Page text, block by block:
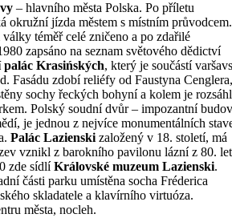
– hlavního města Polska. Po příletu
okružní jízda městem s místním průvodcem.
války téměř celé zničeno a po zdařilé
zapsáno na seznam světového dědictví
palác Krasińských, který je součástí
Fasádu zdobí reliéfy od Faustyna Cenglera,
sochy řeckých bohyní a kolem je
Polský soudní dvůr – impozantní
je jednou z nejvíce monumentálních
Palác Lazienski založený v 18. století, má
vznikl z barokního pavilonu lázní z 80. let
zde sídlíKrálovské muzeum Lazienski.
části parku umístěna socha Fréderica
skladatele a klavírního virtuóza.
města, nocleh.